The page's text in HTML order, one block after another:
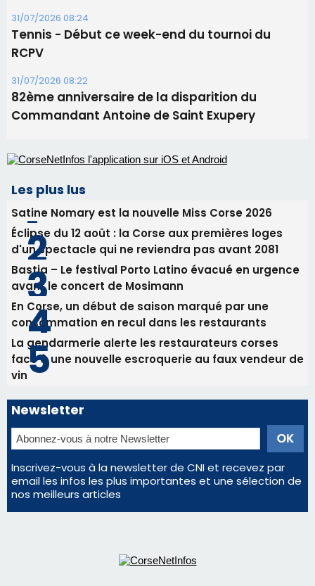
31/07/2026 08:24
Tennis - Début ce week-end du tournoi du
RCPV
31/07/2026 08:22
82ème anniversaire de la disparition du
Commandant Antoine de Saint Exupery
Les plus lus
Satine Nomary est la nouvelle Miss Corse 2026
Éclipse du 12 août : la Corse aux premières loges
d'un spectacle qui ne reviendra pas avant 2081
Bastia – Le festival Porto Latino évacué en urgence
avant le concert de Mosimann
En Corse, un début de saison marqué par une
consommation en recul dans les restaurants
La gendarmerie alerte les restaurateurs corses
face à une nouvelle escroquerie au faux vendeur de
vin
Newsletter
Inscrivez-vous à la newsletter de CNI et recevez par
email les infos les plus importantes et une sélection de
nos meilleurs articles